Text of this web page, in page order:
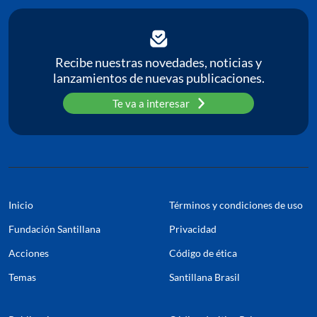
Recibe nuestras novedades, noticias y
lanzamientos de nuevas publicaciones.
Te va a interesar
Inicio
Fundación Santillana
Acciones
Temas
Términos y condiciones de uso
Privacidad
Código de ética
Santillana Brasil